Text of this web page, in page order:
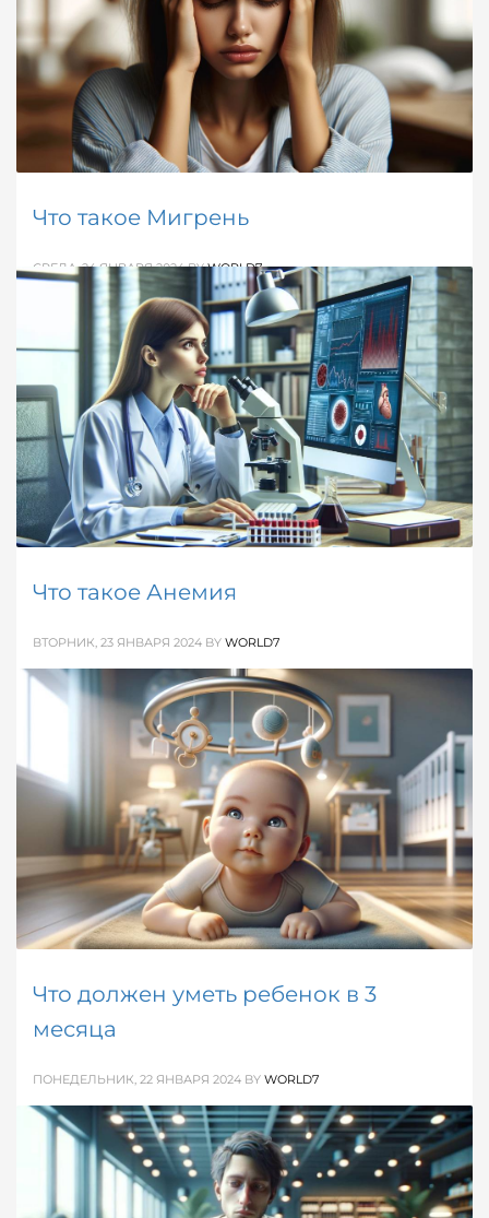
ОПУБЛИКОВАНО В ДЕВИЧЬЕ,ЗДОРОВЬЕ / МЕДИЦИНА,
СПРАВОЧНИК
Что такое Мигрень
СРЕДА, 24 ЯНВАРЯ 2024 BYWORLD7
Информационная статья, раскрывающая основные
аспекты мигрени: определение, механизм
развития, основные симптомы.
ОПУБЛИКОВАНО ВЗДОРОВЬЕ / МЕДИЦИНА,СПРАВОЧНИК
МЕТКИ: НЕВРОЛОГИЯ
Что такое Анемия
ВТОРНИК, 23 ЯНВАРЯ 2024 BY WORLD7
Информация раскрывает ключевые аспекты
анемии, описывает особенности каждого её типа и
предлагает несколько путей решения данной
проблемы.
ОПУБЛИКОВАНО ВЗДОРОВЬЕ / МЕДИЦИНА,СПРАВОЧНИК
МЕТКИ: ДАВЛЕНИЕ
Что должен уметь ребенок в 3
месяца
ПОНЕДЕЛЬНИК, 22 ЯНВАРЯ 2024 BY WORLD7
Статья предоставляет проверенные данные для
родителей, основанные на актуальных
исследованиях в области педиатрии и детской
психологии.